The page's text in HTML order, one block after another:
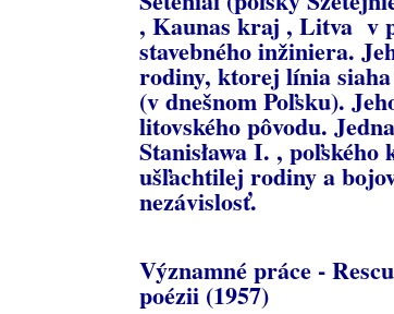
, Kaunas kraj , Litva v
stavebného inžiniera.
rodiny, ktorej línia
(v dnešnom Poľsku).
litovského pôvodu.
Stanisława I. ,
ušľachtilej rodiny a
nezávislosť.
Významné práce -
poézii (1957)